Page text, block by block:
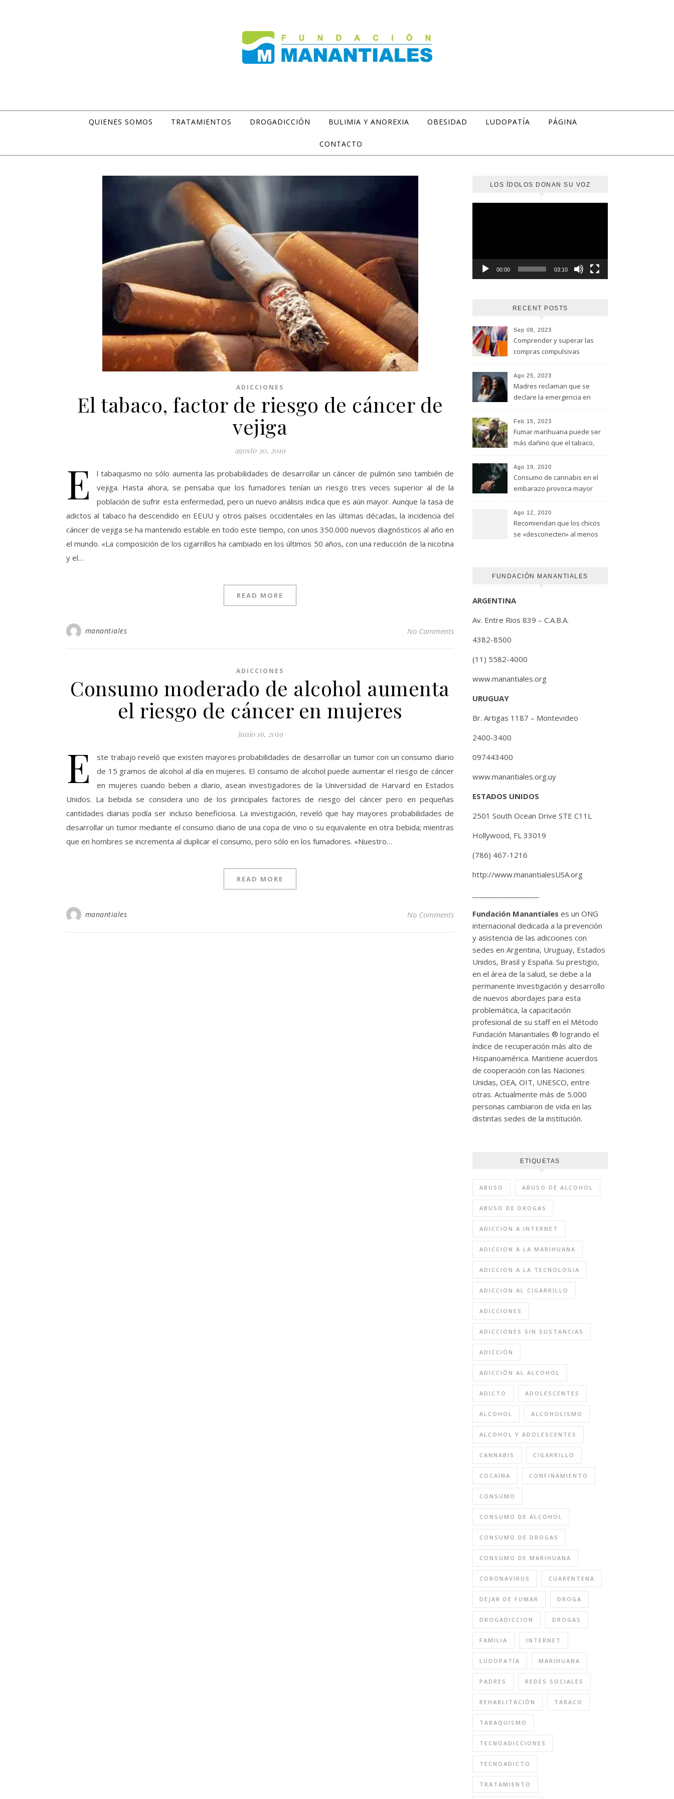
QUIENES SOMOS TRATAMIENTOS DROGADICCIÓN BULIMIA Y ANOREXIA OBESIDAD LUDOPATÍA PÁGINA
CONTACTO
ADICCIONES
El tabaco, factor de riesgo de cáncer de
vejiga
agosto 30, 2019
E
l tabaquismo no sólo aumenta las probabilidades de desarrollar un cáncer de pulmón sino también de
vejiga. Hasta ahora, se pensaba que los fumadores tenían un riesgo tres veces superior al de la
población de sufrir esta enfermedad, pero un nuevo análisis indica que es aún mayor. Aunque la tasa de
adictos al tabaco ha descendido en EEUU y otros países occidentales en las últimas décadas, la incidencia del
cáncer de vejiga se ha mantenido estable en todo este tiempo, con unos 350.000 nuevos diagnósticos al año en
el mundo. «La composición de los cigarrillos ha cambiado en los últimos 50 años, con una reducción de la nicotina
y el…
READ MORE
manantiales No Comments
ADICCIONES
Consumo moderado de alcohol aumenta
el riesgo de cáncer en mujeres
junio 16, 2019
E
ste trabajo reveló que existen mayores probabilidades de desarrollar un tumor con un consumo diario
de 15 gramos de alcohol al día en mujeres. El consumo de alcohol puede aumentar el riesgo de cáncer
en mujeres cuando beben a diario, asean investigadores de la Universidad de Harvard en Estados
Unidos. La bebida se considera uno de los principales factores de riesgo del cáncer pero en pequeñas
cantidades diarias podía ser incluso beneficiosa. La investigación, reveló que hay mayores probabilidades de
desarrollar un tumor mediante el consumo diario de una copa de vino o su equivalente en otra bebida; mientras
que en hombres se incrementa al duplicar el consumo, pero sólo en los fumadores. «Nuestro…
READ MORE
manantiales No Comments
LOS ÍDOLOS DONAN SU VOZ
00:00 03:10
RECENT POSTS
Sep 08, 2023
Comprender y superar las
compras compulsivas
Ago 25, 2023
Madres reclaman que se
declare la emergencia en
Feb 15, 2023
Fumar marihuana puede ser
más dañino que el tabaco,
Universidad de Ottawa
Ago 19, 2020
Consumo de cannabis en el
embarazo provoca mayor
(FUNDACION MANANTIALES)
Ago 12, 2020
Recomiendan que los chicos
se «desconecten» al menos
FUNDACIÓN MANANTIALES
ARGENTINA
Av. Entre Rios 839 – C.A.B.A.
4382-8500
(11) 5582-4000
www.manantiales.org
URUGUAY
Br. Artigas 1187 – Montevideo
2400-3400
097443400
www.manantiales.org.uy
ESTADOS UNIDOS
2501 South Ocean Drive STE C11L
Hollywood, FL 33019
(786) 467-1216
http://www.manantialesUSA.org
Fundación Manantiales es un ONG
internacional dedicada a la prevención
y asistencia de las adicciones con
sedes en Argentina, Uruguay, Estados
Unidos, Brasil y España. Su prestigio,
en el área de la salud, se debe a la
permanente investigación y desarrollo
de nuevos abordajes para esta
problemática, la capacitación
profesional de su staff en el Método
Fundación Manantiales ® logrando el
índice de recuperación más alto de
Hispanoamérica. Mantiene acuerdos
de cooperación con las Naciones
Unidas, OEA, OIT, UNESCO, entre
otras. Actualmente más de 5.000
personas cambiaron de vida en las
distintas sedes de la institución.
ETIQUETAS
ABUSO ABUSO DE ALCOHOL
ABUSO DE DROGAS
ADICCION A INTERNET
ADICCION A LA MARIHUANA
ADICCION A LA TECNOLOGIA
ADICCION AL CIGARRILLO
ADICCIONES
ADICCIONES SIN SUSTANCIAS
ADICCIÓN
ADICCIÓN AL ALCOHOL
ADICTO ADOLESCENTES
ALCOHOL ALCOHOLISMO
ALCOHOL Y ADOLESCENTES
CANNABIS CIGARRILLO
COCAÍNA CONFINAMIENTO
CONSUMO
CONSUMO DE ALCOHOL
CONSUMO DE DROGAS
CONSUMO DE MARIHUANA
CORONAVIRUS CUARENTENA
DEJAR DE FUMAR DROGA
DROGADICCION DROGAS
FAMILIA INTERNET
LUDOPATÍA MARIHUANA
PADRES REDES SOCIALES
REHABLITACIÓN TABACO
TABAQUISMO
TECNOADICCIONES
TECNOADICTO
TRATAMIENTO